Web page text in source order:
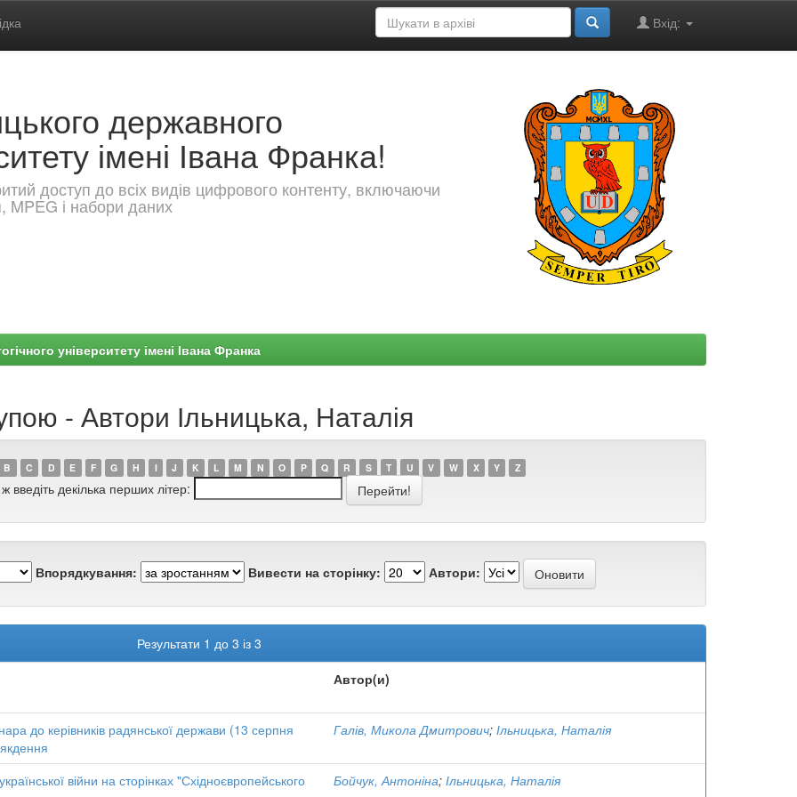
Вхід:
державного
імені Івана Франка!
доступ до всіх видів цифрового контенту, включаючи
MPEG і набори даних
університету імені Івана Франка
- Автори Ільницька, Наталія
B C D E F G H I J K L M N O P Q R S T U V W X Y Z
введіть декілька перших літер:
Впорядкування: Вивести на сторінку: Автори:
Результати 1 до 3 із 3
Автор(и)
до керівників радянської держави (13 серпня
Галів, Микола Дмитрович; Ільницька, Наталія
війни на сторінках "Східноєвропейського
Бойчук, Антоніна; Ільницька, Наталія